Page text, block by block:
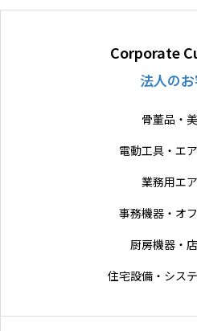
Corporate
法人の
骨董品・
電動工具・エ
業務用エ
事務機器・オ
厨房機器・
住宅設備・シス